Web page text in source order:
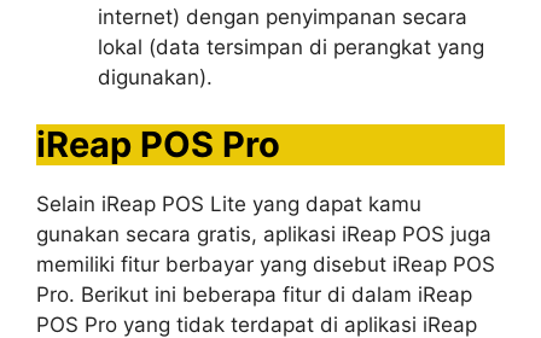
internet) dengan penyimpanan secara
lokal (data tersimpan di perangkat yang
digunakan).
iReap POS Pro
Selain iReap POS Lite yang dapat kamu
gunakan secara gratis, aplikasi iReap POS juga
memiliki fitur berbayar yang disebut iReap POS
Pro. Berikut ini beberapa fitur di dalam iReap
POS Pro yang tidak terdapat di aplikasi iReap